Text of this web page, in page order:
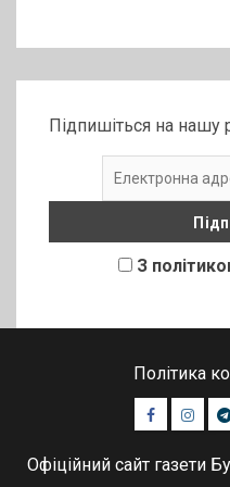
Підпишіться на нашу
З
Політика
Facebook
Офіційний сайт газети